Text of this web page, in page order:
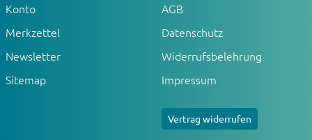
Konto
Merkzettel
Newsletter
Sitemap
AGB
Datenschutz
Widerrufsbelehrung
Impressum
Vertrag widerrufen